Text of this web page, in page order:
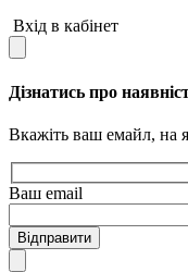
Вхід в кабінет
Дізнатись про
Вкажіть ваш емайл, на
Ваш email
Відправити